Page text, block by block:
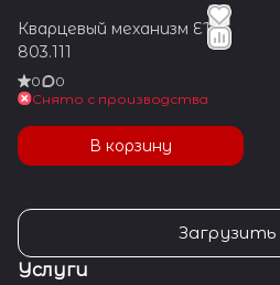
Кварцевый механизм ETA
803.111
0
0
Снято с производства
В корзину
Услуги